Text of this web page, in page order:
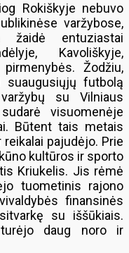
Rokiškyje nebuvo
varžybose,
žaidė entuziastai
Kavoliškyje,
Žodžiu,
suaugusiųjų futbolą
su Vilniaus
visuomenėje
Būtent tais metais
pajudėjo. Prie
kultūros ir sporto
Kriukelis. Jis rėmė
tuometinis rajono
finansinės
su iššūkiais.
daug noro ir